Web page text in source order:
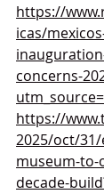
https://
icas/
concerns-
https://
2025/oct/
museum-to-
decade-